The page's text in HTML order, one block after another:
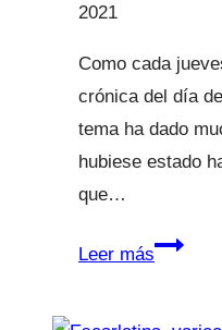
2021
Como cada
crónica del día
tema ha dado
hubiese estado
que…
Leer másVerdades